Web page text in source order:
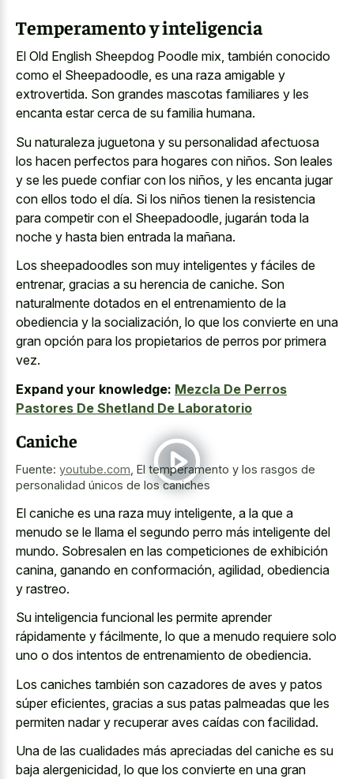
Temperamento y inteligencia
El Old English Sheepdog Poodle mix, también conocido
como el Sheepadoodle, es una raza amigable y
extrovertida. Son grandes mascotas familiares y les
encanta estar cerca de su familia humana.
Su naturaleza juguetona y su personalidad afectuosa
los hacen perfectos para hogares con niños. Son leales
y se les puede confiar con los niños, y les encanta jugar
con ellos todo el día. Si los niños tienen la resistencia
para competir con el Sheepadoodle, jugarán toda la
noche y hasta bien entrada la mañana.
Los sheepadoodles son muy inteligentes y fáciles de
entrenar, gracias a su herencia de caniche. Son
naturalmente dotados en el entrenamiento de la
obediencia y la socialización, lo que los convierte en una
gran opción para los propietarios de perros por primera
vez.
Expand your knowledge: Mezcla De Perros
Pastores De Shetland De Laboratorio
Caniche
Fuente: youtube.com El temperamento y los rasgos de
personalidad únicos de los caniches
El caniche es una raza muy inteligente, a la que a
menudo se le llama el segundo perro más inteligente del
mundo. Sobresalen en las competiciones de exhibición
canina, ganando en conformación, agilidad, obediencia
y rastreo.
Su inteligencia funcional les permite aprender
rápidamente y fácilmente, lo que a menudo requiere solo
uno o dos intentos de entrenamiento de obediencia.
Los caniches también son cazadores de aves y patos
súper eficientes, gracias a sus patas palmeadas que les
permiten nadary recuperar aves caídas con facilidad.
Una de las cualidades más apreciadas del caniche es su
baja alergenicidad, lo que los convierte en una gran